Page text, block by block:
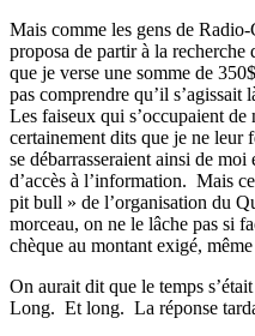
Mais comme les gens de
proposa de partir à la
que je verse une somme de
pas comprendre qu’il s’agissait
Les faiseux qui s’occupaient de
certainement dits que je ne leur
se débarrasseraient ainsi de moi
d’accès à l’information. Mais
pit bull » de l’organisation du
morceau, on ne le lâche pas si
chèque au montant exigé,
On aurait dit que le temps
Long. Et long. La réponse